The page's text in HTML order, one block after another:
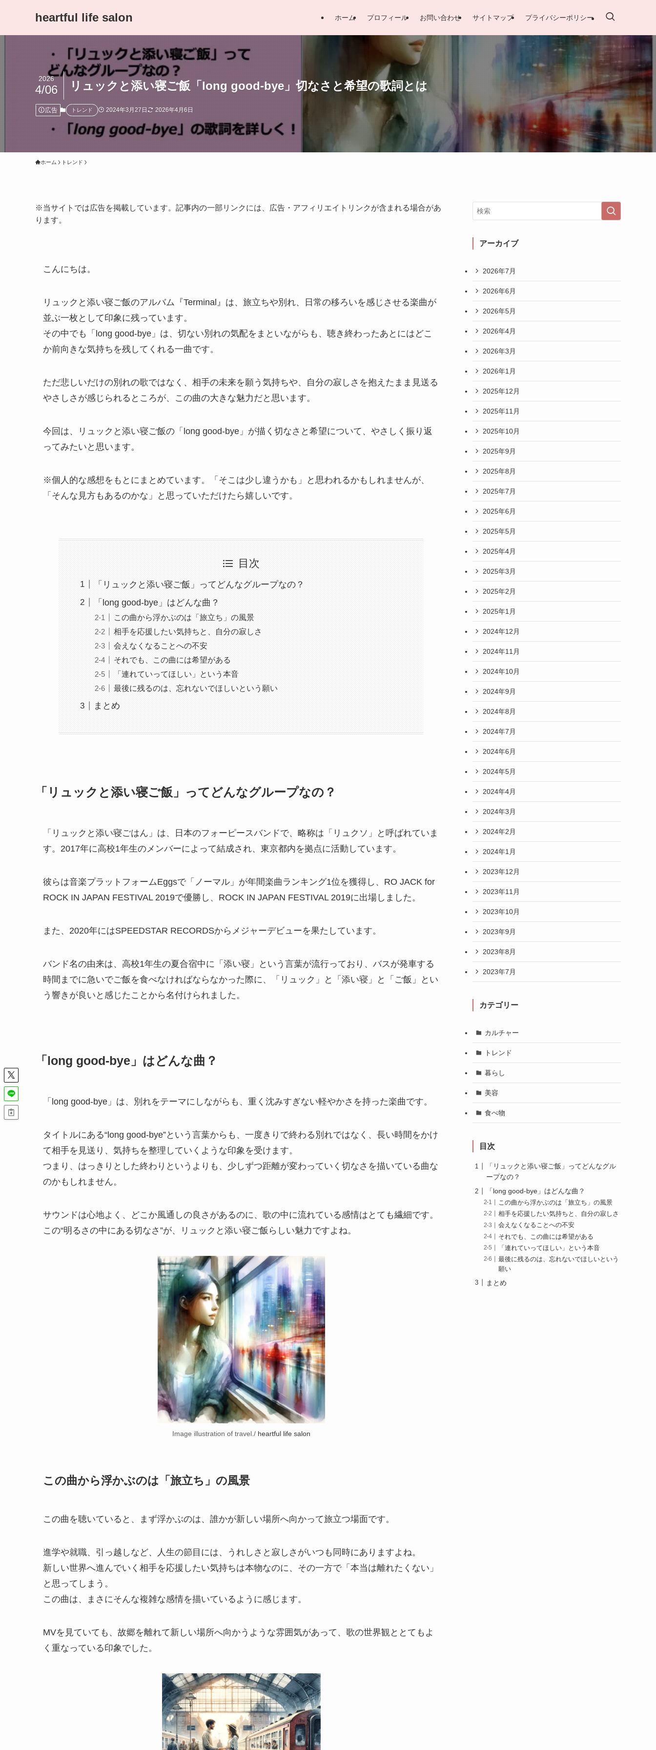
heartful life salon ホーム プロフィール お問い合わせ サイトマップ プライバシーポリシー
リュックと添い寝ご飯「long good-bye」切なさと希望の歌詞とは
2026
4/06
広告 トレンド 2024年3月27日 2026年4月6日
ホーム トレンド
※当サイトでは広告を掲載しています。記事内の一部リンクには、広告・アフィリエイトリンクが含まれる場合があ
ります。
こんにちは。
リュックと添い寝ご飯のアルバム『Terminal』は、旅立ちや別れ、日常の移ろいを感じさせる楽曲が
並ぶ一枚として印象に残っています。
その中でも「long good-bye」は、切ない別れの気配をまといながらも、聴き終わったあとにはどこ
か前向きな気持ちを残してくれる一曲です。
ただ悲しいだけの別れの歌ではなく、相手の未来を願う気持ちや、自分の寂しさを抱えたまま見送る
やさしさが感じられるところが、この曲の大きな魅力だと思います。
今回は、リュックと添い寝ご飯の「long good-bye」が描く切なさと希望について、やさしく振り返
ってみたいと思います。
※個人的な感想をもとにまとめています。「そこは少し違うかも」と思われるかもしれませんが、
「そんな見方もあるのかな」と思っていただけたら嬉しいです。
目次
「リュックと添い寝ご飯」ってどんなグループなの？
「long good-bye」はどんな曲？
この曲から浮かぶのは「旅立ち」の風景
相手を応援したい気持ちと、自分の寂しさ
会えなくなることへの不安
それでも、この曲には希望がある
「連れていってほしい」という本音
最後に残るのは、忘れないでほしいという願い
まとめ
「リュックと添い寝ご飯」ってどんなグループなの？
「リュックと添い寝ごはん」は、日本のフォーピースバンドで、略称は「リュクソ」と呼ばれていま
す。2017年に高校1年生のメンバーによって結成され、東京都内を拠点に活動しています。
彼らは音楽プラットフォームEggsで「ノーマル」が年間楽曲ランキング1位を獲得し、RO JACK for
ROCK IN JAPAN FESTIVAL 2019で優勝し、ROCK IN JAPAN FESTIVAL 2019に出場しました。
また、2020年にはSPEEDSTAR RECORDSからメジャーデビューを果たしています。
バンド名の由来は、高校1年生の夏合宿中に「添い寝」という言葉が流行っており、バスが発車する
時間までに急いでご飯を食べなければならなかった際に、「リュック」と「添い寝」と「ご飯」とい
う響きが良いと感じたことから名付けられました。
「long good-bye」はどんな曲？
「long good-bye」は、別れをテーマにしながらも、重く沈みすぎない軽やかさを持った楽曲です。
タイトルにある“long good-bye”という言葉からも、一度きりで終わる別れではなく、長い時間をかけ
て相手を見送り、気持ちを整理していくような印象を受けます。
つまり、はっきりとした終わりというよりも、少しずつ距離が変わっていく切なさを描いている曲な
のかもしれません。
サウンドは心地よく、どこか風通しの良さがあるのに、歌の中に流れている感情はとても繊細です。
この“明るさの中にある切なさ”が、リュックと添い寝ご飯らしい魅力ですよね。
Image illustration of travel./ heartful life salon
この曲から浮かぶのは「旅立ち」の風景
この曲を聴いていると、まず浮かぶのは、誰かが新しい場所へ向かって旅立つ場面です。
進学や就職、引っ越しなど、人生の節目には、うれしさと寂しさがいつも同時にありますよね。
新しい世界へ進んでいく相手を応援したい気持ちは本物なのに、その一方で「本当は離れたくない」
と思ってしまう。
この曲は、まさにそんな複雑な感情を描いているように感じます。
MVを見ていても、故郷を離れて新しい場所へ向かうような雰囲気があって、歌の世界観ととてもよ
く重なっている印象でした。
アーカイブ
2026年7月
2026年6月
2026年5月
2026年4月
2026年3月
2026年1月
2025年12月
2025年11月
2025年10月
2025年9月
2025年8月
2025年7月
2025年6月
2025年5月
2025年4月
2025年3月
2025年2月
2025年1月
2024年12月
2024年11月
2024年10月
2024年9月
2024年8月
2024年7月
2024年6月
2024年5月
2024年4月
2024年3月
2024年2月
2024年1月
2023年12月
2023年11月
2023年10月
2023年9月
2023年8月
2023年7月
カテゴリー
カルチャー
トレンド
暮らし
美容
食べ物
目次
「リュックと添い寝ご飯」ってどんなグル
ープなの？
「long good-bye」はどんな曲？
この曲から浮かぶのは「旅立ち」の風景
相手を応援したい気持ちと、自分の寂しさ
会えなくなることへの不安
それでも、この曲には希望がある
「連れていってほしい」という本音
最後に残るのは、忘れないでほしいという
願い
まとめ